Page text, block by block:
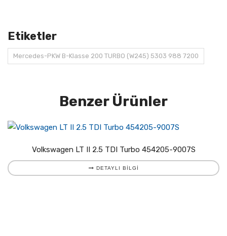
Etiketler
Mercedes-PKW B-Klasse 200 TURBO (W245) 5303 988 7200
Benzer Ürünler
Volkswagen LT II 2.5 TDI Turbo 454205-9007S
DETAYLI BILGI